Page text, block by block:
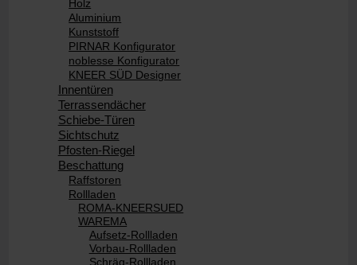
Holz
Aluminium
Kunststoff
PIRNAR Konfigurator
noblesse Konfigurator
KNEER SÜD Designer
Innentüren
Terrassendächer
Schiebe-Türen
Sichtschutz
Pfosten-Riegel
Beschattung
Raffstoren
Rollladen
ROMA-KNEERSUED
WAREMA
Aufsetz-Rollladen
Vorbau-Rollladen
Schräg-Rollladen